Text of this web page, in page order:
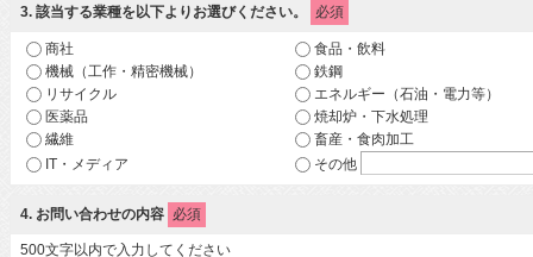
3. 該当する業種を以下よりお選びください。 必須
商社
食品・飲料
機械（工作・精密機械）
鉄鋼
リサイクル
エネルギー（石油・電力等）
医薬品
焼却炉・下水処理
繊維
畜産・食肉加工
IT・メディア
その他
4. お問い合わせの内容 必須
500文字以内で入力してください